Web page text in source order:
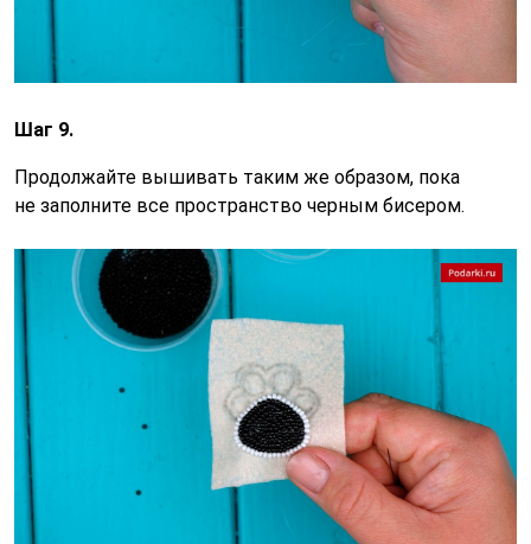
Шаг 9.
Продолжайте вышивать таким же образом, пока
не заполните все пространство черным бисером.